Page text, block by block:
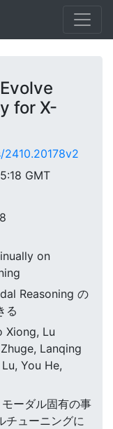
for X-
GMT
on
Reasoning の
る
Xiong, Lu
Lanqing
You He,
ーダル固有の事
チューニングに